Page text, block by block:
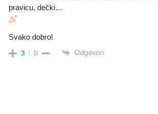
pravicu, dečki…
Svako dobro!
3 0 Odgovori